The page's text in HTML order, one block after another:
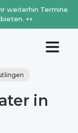
weiterhin Termine
++
in